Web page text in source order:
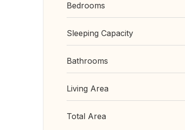
Bedrooms
Sleeping Capacity
Bathrooms
Living Area
Total Area